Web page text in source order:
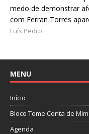
medo de demonstrar
com Ferran Torres
Luís Pedro
MENU
Início
Bloco Tome Conta de Mim
Agenda